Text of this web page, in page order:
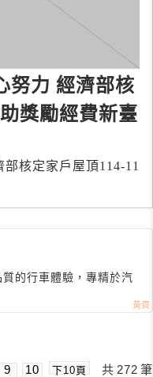
努力 經濟部核
獎勵經費新臺
核定家戶屋頂114-11
的行車體驗，專精於汽
9 10 下10頁 共 272 筆